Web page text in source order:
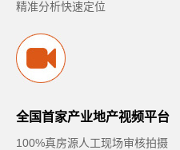
精准分析快速定位
全国首家产业地产视频平台
100%真房源人工现场审核拍摄